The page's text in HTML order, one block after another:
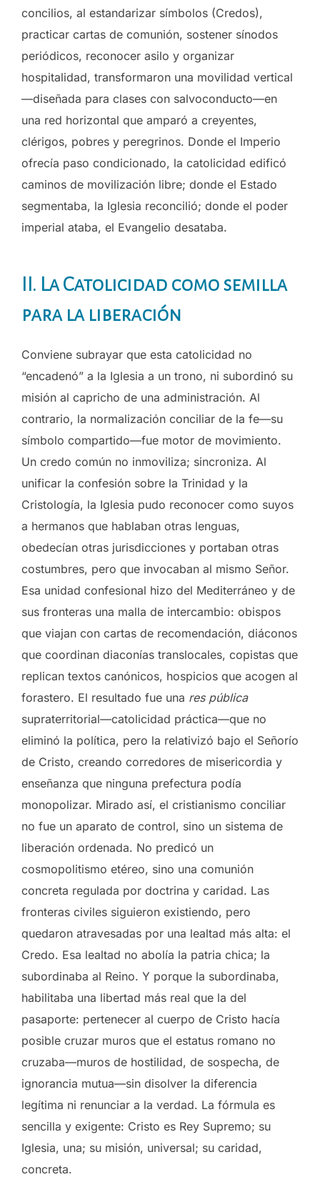
concilios, al estandarizar símbolos (Credos),
practicar cartas de comunión, sostener sínodos
periódicos, reconocer asilo y organizar
hospitalidad, transformaron una movilidad vertical
—diseñada para clases con salvoconducto—en
una red horizontal que amparó a creyentes,
clérigos, pobres y peregrinos. Donde el Imperio
ofrecía paso condicionado, la catolicidad edificó
caminos de movilización libre; donde el Estado
segmentaba, la Iglesia reconcilió; donde el poder
imperial ataba, el Evangelio desataba.
II. La Catolicidad como semilla
para la liberación
Conviene subrayar que esta catolicidad no
“encadenó” a la Iglesia a un trono, ni subordinó su
misión al capricho de una administración. Al
contrario, la normalización conciliar de la fe—su
símbolo compartido—fue motor de movimiento.
Un credo común no inmoviliza; sincroniza. Al
unificar la confesión sobre la Trinidad y la
Cristología, la Iglesia pudo reconocer como suyos
a hermanos que hablaban otras lenguas,
obedecían otras jurisdicciones y portaban otras
costumbres, pero que invocaban al mismo Señor.
Esa unidad confesional hizo del Mediterráneo y de
sus fronteras una malla de intercambio: obispos
que viajan con cartas de recomendación, diáconos
que coordinan diaconías translocales, copistas que
replican textos canónicos, hospicios que acogen al
forastero. El resultado fue una res pública
supraterritorial—catolicidad práctica—que no
eliminó la política, pero la relativizó bajo el Señorío
de Cristo, creando corredores de misericordia y
enseñanza que ninguna prefectura podía
monopolizar. Mirado así, el cristianismo conciliar
no fue un aparato de control, sino un sistema de
liberación ordenada. No predicó un
cosmopolitismo etéreo, sino una comunión
concreta regulada por doctrina y caridad. Las
fronteras civiles siguieron existiendo, pero
quedaron atravesadas por una lealtad más alta: el
Credo. Esa lealtad no abolía la patria chica; la
subordinaba al Reino. Y porque la subordinaba,
habilitaba una libertad más real que la del
pasaporte: pertenecer al cuerpo de Cristo hacía
posible cruzar muros que el estatus romano no
cruzaba—muros de hostilidad, de sospecha, de
ignorancia mutua—sin disolver la diferencia
legítima ni renunciar a la verdad. La fórmula es
sencilla y exigente: Cristo es Rey Supremo; su
Iglesia, una; su misión, universal; su caridad,
concreta.